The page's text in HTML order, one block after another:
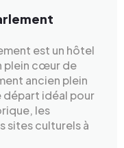
est un hôtel
plein cœur de
ancien plein
départ idéal pour
les
sites culturels à